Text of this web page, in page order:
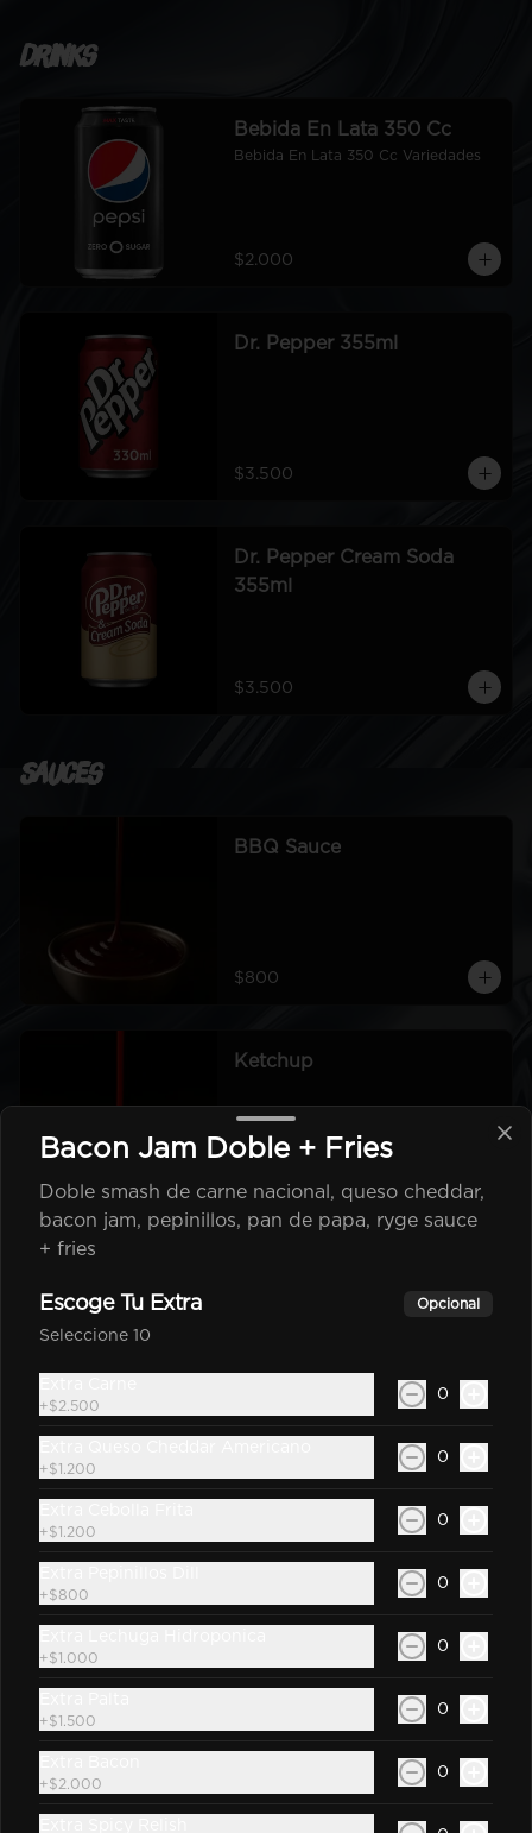
Drinks
Bebida En Lata 350 Cc
Bebida En Lata 350 Cc Variedades
$2.000
Dr. Pepper 355ml
$3.500
Dr. Pepper Cream Soda
355ml
$3.500
Sauces
BBQ Sauce
$800
Ketchup
$500
Bacon Jam Doble + Fries
Doble smash de carne nacional, queso cheddar,
bacon jam, pepinillos, pan de papa, ryge sauce
+ fries
Escoge Tu Extra Opcional
Seleccione 10
+$2.500
0
+$1.200
0
+$1.200
0
+$800
0
+$1.000
0
+$1.500
0
+$2.000
0